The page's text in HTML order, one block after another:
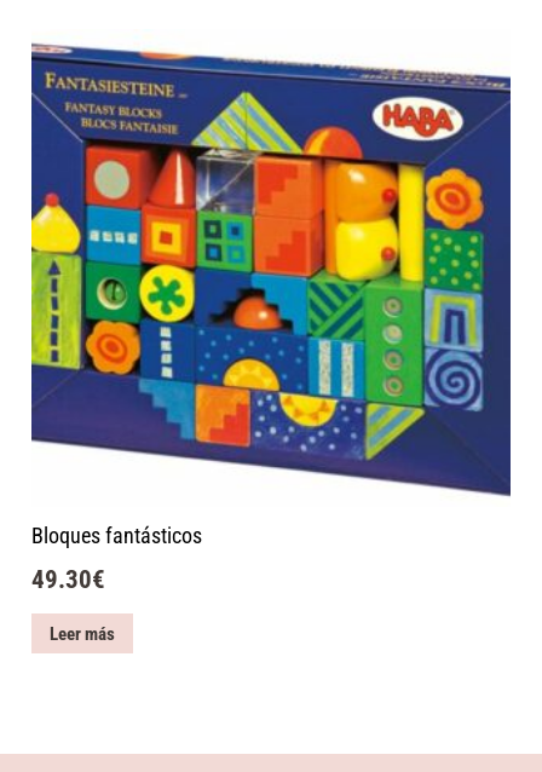
Bloques fantásticos
49.30€
Leer más